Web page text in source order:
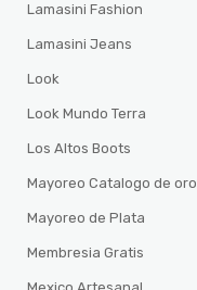
Lamasini Fashion
Lamasini Jeans
Look
Look Mundo Terra
Los Altos Boots
Mayoreo Catalogo de oro
Mayoreo de Plata
Membresia Gratis